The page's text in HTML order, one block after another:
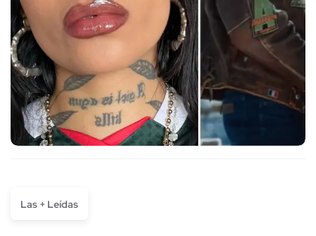
Las + Leídas